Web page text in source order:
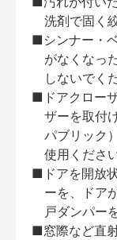
洗剤で固く
■シンナー・
がなくなっ
しないでく
■ドアクロー
ザーを取付
パブリック
使用ください
■ドアを開放
ーを、ドア
戸ダンパー
■窓際など直